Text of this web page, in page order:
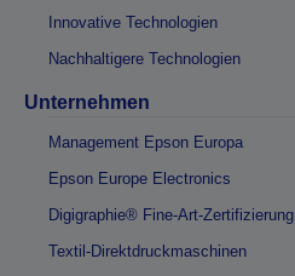
Innovative Technologien
Nachhaltigere Technologien
Unternehmen
Management Epson Europa
Epson Europe Electronics
Digigraphie® Fine-Art-Zertifizierung
Textil-Direktdruckmaschinen